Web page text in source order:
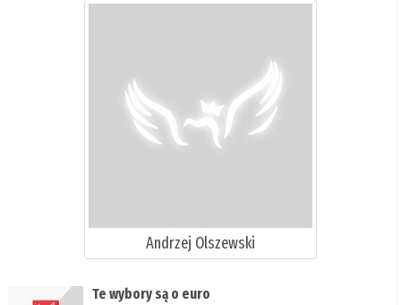
Andrzej Olszewski
Te wybory są o euro